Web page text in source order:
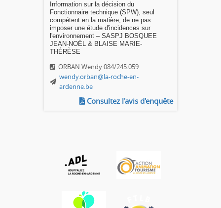
Information sur la décision du
Fonctionnaire technique (SPW), seul
compétent en la matière, de ne pas
imposer une étude d'incidences sur
l'environnement – SASPJ BOSQUEE
JEAN-NOËL & BLAISE MARIE-
THÉRÈSE
ORBAN Wendy 084/245.059
wendy.orban@la-roche-en-
ardenne.be
Consultez l'avis d'enquête